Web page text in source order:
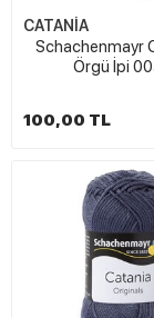
CATANİA
Schachenmayr
Örgü İpi
100,00 TL